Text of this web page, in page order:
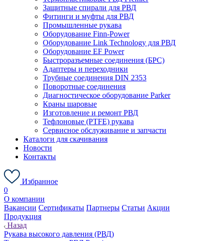
Защитные спирали для РВД
Фитинги и муфты для РВД
Промышленные рукава
Оборудование Finn-Power
Оборудование Link Technology для РВД
Оборудование EF Power
Быстроразъемные соединения (БРС)
Адаптеры и переходники
Трубные соединения DIN 2353
Поворотные соединения
Диагностическое оборудование Parker
Краны шаровые
Изготовление и ремонт РВД
Тефлоновые (PTFE) рукава
Сервисное обслуживание и запчасти
Каталоги для скачивания
Новости
Контакты
Избранное
0
О компании
Вакансии Сертификаты Партнеры Статьи Акции
Продукция
Назад
Рукава высокого давления (РВД)